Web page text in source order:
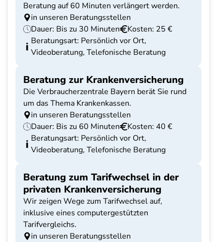
Beratung auf 60 Minuten verlängert werden.
in unseren Beratungsstellen
Dauer: Bis zu 30 Minuten
Kosten: 25 €
Beratungsart: Persönlich vor Ort,
Videoberatung, Telefonische Beratung
Beratung zur Krankenversicherung
Die Verbraucherzentrale Bayern berät Sie rund
um das Thema Krankenkassen.
in unseren Beratungsstellen
Dauer: Bis zu 60 Minuten
Kosten: 40 €
Beratungsart: Persönlich vor Ort,
Videoberatung, Telefonische Beratung
Beratung zum Tarifwechsel in der
privaten Krankenversicherung
Wir zeigen Wege zum Tarifwechsel auf,
inklusive eines computergestützten
Tarifvergleichs.
in unseren Beratungsstellen